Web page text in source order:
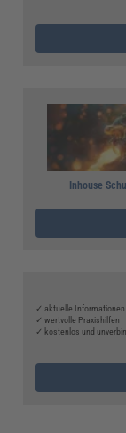
Inhouse
✓ aktuelle Informationen
✓ wertvolle Praxishilfen
✓ kostenlos und